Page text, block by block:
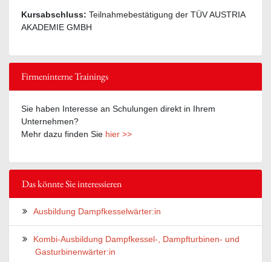
Kursabschluss: Teilnahmebestätigung der TÜV AUSTRIA
AKADEMIE GMBH
Firmeninterne Trainings
Sie haben Interesse an Schulungen direkt in Ihrem
Unternehmen?
Mehr dazu finden Sie hier >>
Das könnte Sie interessieren
Ausbildung Dampfkesselwärter:in
Kombi-Ausbildung Dampfkessel-, Dampfturbinen- und
Gasturbinenwärter:in